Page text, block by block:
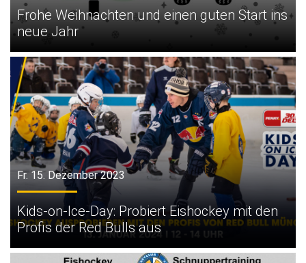
Frohe Weihnachten und einen guten Start ins
neue Jahr
Fr. 15. Dezember 2023
Kids-on-Ice-Day: Probiert Eishockey mit den
Profis der Red Bulls aus